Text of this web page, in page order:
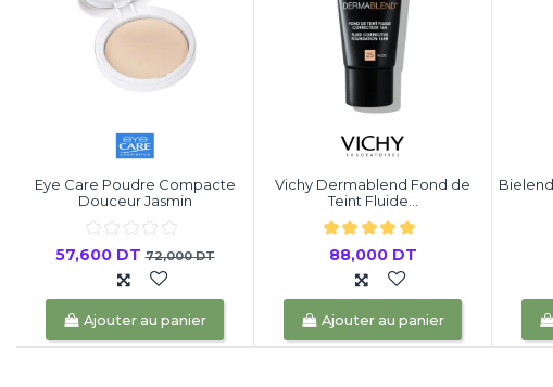
Eye Care Poudre Compacte
Douceur Jasmin
57,600 DT72,000 DT
Ajouter au panier
Vichy Dermablend Fond de
Teint Fluide...
88,000 DT
Ajouter au panier